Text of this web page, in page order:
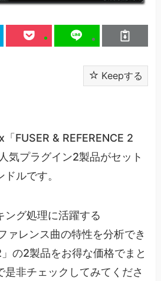
Keepする
FUSER & REFERENCE 2
気プラグイン2製品がセット
ルです。
ング処理に活躍する
ァレンス曲の特性を分析でき
の2製品をお得な価格でまと
是非チェックしてみてくださ